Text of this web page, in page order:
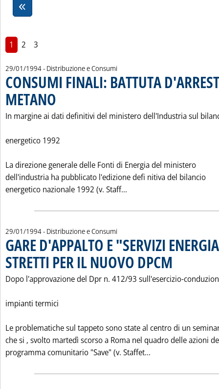
1 2 3
29/01/1994- Distribuzione e Consumi
CONSUMI FINALI: BATTUTA
METANO
In margine ai dati definitivi del ministero dell'Industria sul
energetico 1992
La direzione generale delle Fonti di Energia del ministero
dell'industria ha pubblicato l'edizione defi nitiva del bilancio
energetico nazionale 1992 (v. Staff...
29/01/1994- Distribuzione e Consumi
GARE D'APPALTO E "SERVIZI
STRETTI PER IL NUOVO DPCM
Dopo l'approvazione del Dpr n. 412/93 sull'esercizio-
impianti termici
Le problematiche sul tappeto sono state al centro di un
che si ‚ svolto martedì scorso a Roma nel quadro delle azioni
programma comunitario "Save" (v. Staffet...